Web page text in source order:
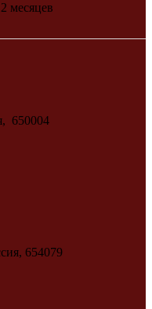
месяцев
650004
654079